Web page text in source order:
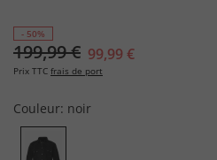
- 50%
199,99 € 99,99 €
Prix TTC frais de port
Couleur: noir